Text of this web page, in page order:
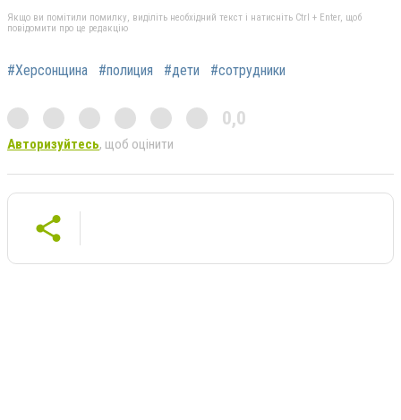
Якщо ви помітили помилку, виділіть необхідний текст і натисніть Ctrl + Enter, щоб
повідомити про це редакцію
#Херсонщина #полиция #дети #сотрудники
0,0
Авторизуйтесь, щоб оцінити